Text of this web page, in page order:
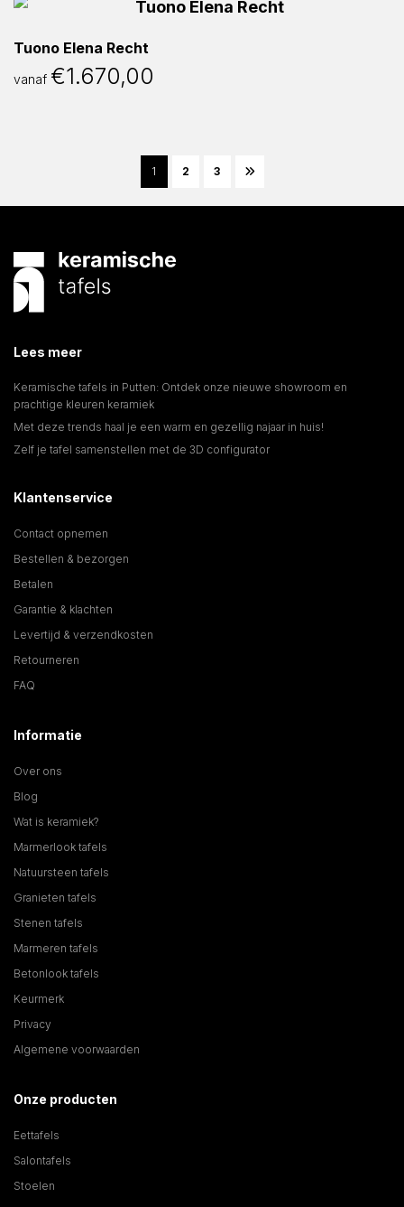
Tuono Elena Recht
vanaf €1.670,00
1 2 3
Lees meer
Keramische tafels in Putten: Ontdek onze nieuwe showroom en
prachtige kleuren keramiek
Met deze trends haal je een warm en gezellig najaar in huis!
Zelf je tafel samenstellen met de 3D configurator
Klantenservice
Contact opnemen
Bestellen & bezorgen
Betalen
Garantie & klachten
Levertijd & verzendkosten
Retourneren
FAQ
Informatie
Over ons
Blog
Wat is keramiek?
Marmerlook tafels
Natuursteen tafels
Granieten tafels
Stenen tafels
Marmeren tafels
Betonlook tafels
Keurmerk
Privacy
Algemene voorwaarden
Onze producten
Eettafels
Salontafels
Stoelen